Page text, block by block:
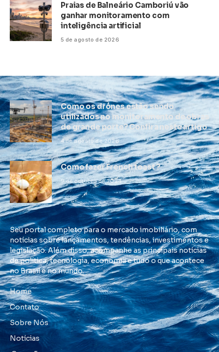
Praias de Balneário Camboriú vão
ganhar monitoramento com
inteligência artificial
5 de agosto de 2026
Como os drones estão sendo
utilizados no monitoramento de obras
de grande porte? Confira neste artigo
4 de agosto de 2026
Como fazer French toast ?
9 de outubro de 2024
Seu portal completo para o mercado imobiliário, com
notícias sobre lançamentos, tendências, investimentos e
legislação. Além disso, acompanhe as principais notícias
de política, tecnologia, economia e tudo o que acontece
no Brasil e no mundo.
Home
Contato
Sobre Nós
Notícias